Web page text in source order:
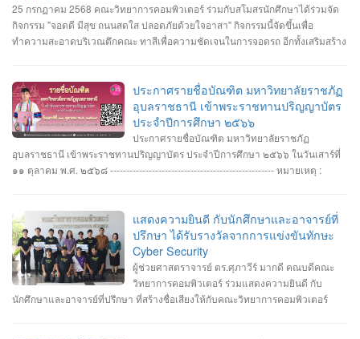
25 กรกฏาคม 2568 คณะวิทยาการคอมพิวเตอร์ ร่วมกับสโมสรนักศึกษาได้ร่วมจัด
กิจกรรม "จอดดี มีสุข ถนนสดใส ปลอดภัยด้วยใจอาสา" กิจกรรมนี้จัดขึ้นเพื่อ
ทำความสะอาดบริเวณตึกคณะ ทาสีเพื่อความชัดเจนในการจอดรถ อีกทั้งเสริมสร้าง
ประกาศรายชื่อบัณฑิต มหาวิทยาลัยราชภัฏ
อุบลราชธานี เข้าพระราชทานปริญญาบัตร
ประจำปีการศึกษา ๒๕๖๖
ประกาศรายชื่อบัณฑิต มหาวิทยาลัยราชภัฏ
อุบลราชธานี เข้าพระราชทานปริญญาบัตร ประจำปีการศึกษา ๒๕๖๖ ในวันเสาร์ที่
๑๑ ตุลาคม พ.ศ. ๒๕๖๘ --------------------------------------------------- หมายเหตุ :
แสดงความยินดี กับนักศึกษาและอาจารย์ที่
ปรึกษา ได้รับรางวัลจากการแข่งขันทักษะ
Cyber Security
ผู้ช่วยศาสตราจารย์ ดร.ศุภาวีร์ มากดี คณบดีคณะ
วิทยาการคอมพิวเตอร์ ร่วมแสดงความยินดี กับ
นักศึกษาและอาจารย์ที่ปรึกษา ที่สร้างชื่อเสียงให้กับคณะวิทยาการคอมพิวเตอร์